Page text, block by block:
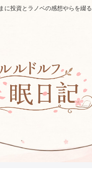
に投資とラノベの感想やらを綴る